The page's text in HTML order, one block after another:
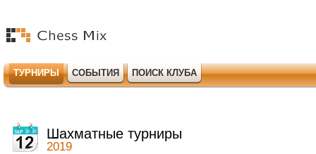
ТУРНИРЫ СОБЫТИЯ ПОИСК КЛУБА
Шахматные турниры
2019